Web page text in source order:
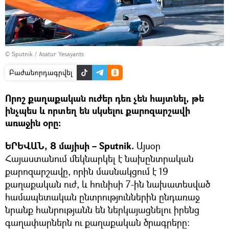
© Sputnik / Asatur Yesayants
Բաժանորդագրվել
Որոշ քաղաքական ուժեր դեռ չեն հայտնել, թե
ինչպես և որտեղ են սկսելու քարոզարշավի
առաջին օրը։
ԵՐԵՎԱՆ, 8 մայիսի – Sputnik. Այսօր
Հայաստանում մեկնարկել է նախընտրական
քարոզարշավը, որին մասնակցում է 19
քաղաքական ուժ, և հունիսի 7-ին նախատեսված
համապետական ընտրություններին ընդառաջ
նրանք հանրությանն են ներկայացնելու իրենց
գաղափարներն ու քաղաքական ծրագրերը։